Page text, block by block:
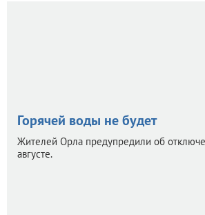
Горячей воды не будет
Жителей Орла предупредили об
августе.